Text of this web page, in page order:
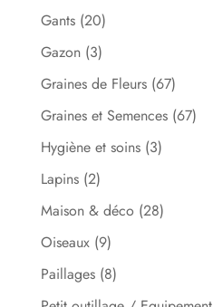
Gants (20)
Gazon (3)
Graines de Fleurs (67)
Graines et Semences (67)
Hygiène et soins (3)
Lapins (2)
Maison & déco (28)
Oiseaux (9)
Paillages (8)